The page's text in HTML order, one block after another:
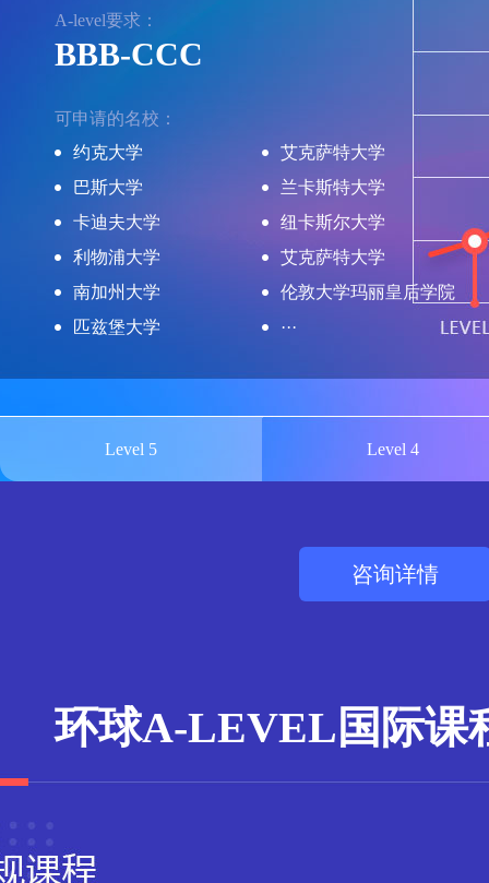
A-level要求：
BBB-CCC
可申请的名校：
约克大学
巴斯大学
卡迪夫大学
利物浦大学
南加州大学
匹兹堡大学
艾克萨特大学
兰卡斯特大学
纽卡斯尔大学
艾克萨特大学
伦敦大学玛丽皇后学院
···
Level 5 Level 4
咨询详情
环球A-LEVEL国际课